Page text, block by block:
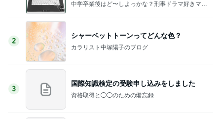
中学卒業後はど〜しよっかな？刑事ドラマ好きママ
2
シャーベットトーンってどんな色？
カラリスト中塚陽子のブログ
3
国際知識検定の受験申し込みをしました
資格取得と◯◯のための備忘録